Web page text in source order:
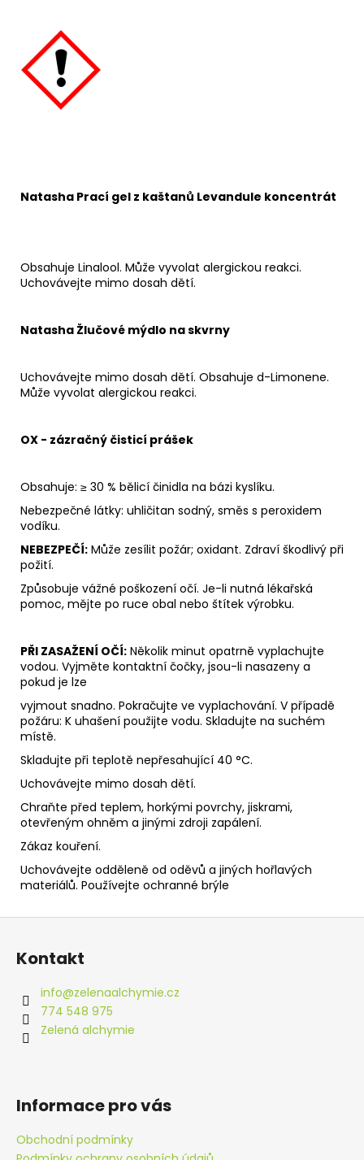
Natasha Prací gel z kaštanů Levandule koncentrát
Obsahuje Linalool. Může vyvolat alergickou reakci.
Uchovávejte mimo dosah dětí.
Natasha Žlučové mýdlo na skvrny
Uchovávejte mimo dosah dětí. Obsahuje d-Limonene.
Může vyvolat alergickou reakci.
OX - zázračný čisticí prášek
Obsahuje: ≥ 30 % bělicí činidla na bázi kyslíku.
Nebezpečné látky: uhličitan sodný, směs s peroxidem
vodíku.
NEBEZPEČÍ: Může zesílit požár; oxidant. Zdraví škodlivý při
požití.
Způsobuje vážné poškození očí. Je-li nutná lékařská
pomoc, mějte po ruce obal nebo štítek výrobku.
PŘI ZASAŽENÍ OČÍ: Několik minut opatrně vyplachujte
vodou. Vyjměte kontaktní čočky, jsou-li nasazeny a
pokud je lze
vyjmout snadno. Pokračujte ve vyplachování. V případě
požáru: K uhašení použijte vodu. Skladujte na suchém
místě.
Skladujte při teplotě nepřesahující 40 °C.
Uchovávejte mimo dosah dětí.
Chraňte před teplem, horkými povrchy, jiskrami,
otevřeným ohněm a jinými zdroji zapálení.
Zákaz kouření.
Uchovávejte odděleně od oděvů a jiných hořlavých
materiálů. Používejte ochranné brýle
Z
Kontakt
info@zelenaalchymie.cz
774 548 975
Zelená alchymie
Informace pro vás
Obchodní podmínky